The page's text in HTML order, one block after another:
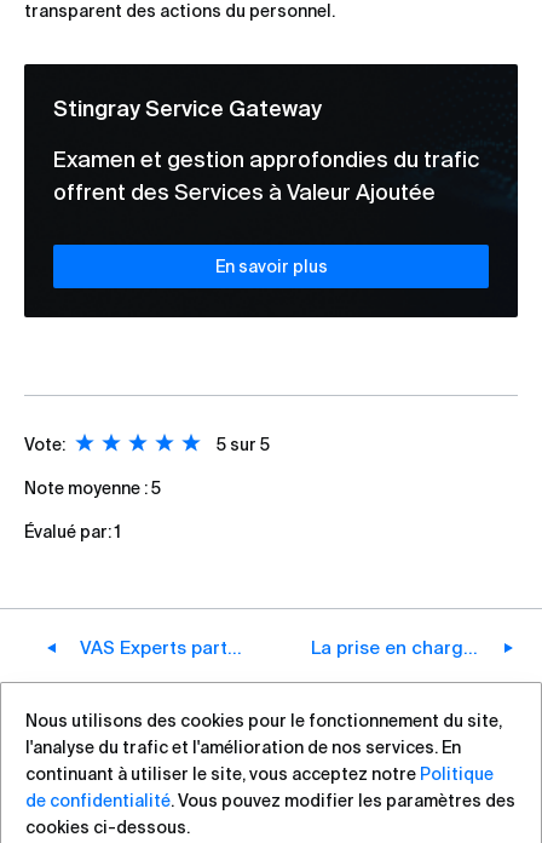
transparent des actions du personnel.
Stingray Service Gateway
Examen et gestion approfondies du trafic
offrent des Services à Valeur Ajoutée
En savoir plus
Vote: 5 sur 5
Note moyenne :5
Évalué par:1
VAS Experts partage son expertise sur la protection DDoS au niveau des FAI dans le Industry Roundup de SafetyDetectives La prise en charge du Bypass pour les cartes réseau LR-LINK est désormais disponible dans Stingray Service Gateway
Droits d`auteur ©2026, VAS Experts
+7 (812) 313-88-54 sales@vas.expert
Nous utilisons des cookies pour le fonctionnement du site,
l'analyse du trafic et l'amélioration de nos services. En
continuant à utiliser le site, vous acceptez notre Politique
de confidentialité. Vous pouvez modifier les paramètres des
cookies ci-dessous.